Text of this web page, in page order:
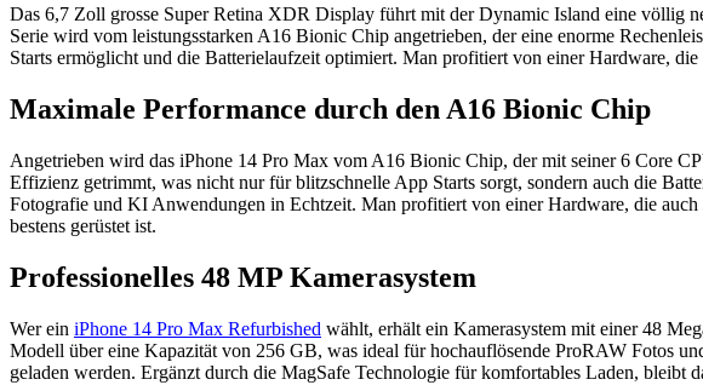
Das 6,7 Zoll grosse Super Retina XDR Display führt mit der Dynamic Island eine völlig
Serie wird vom leistungsstarken A16 Bionic Chip angetrieben, der eine enorme
Starts ermöglicht und die Batterielaufzeit optimiert. Man profitiert von einer Hardware,
Maximale Performance durch den A16 Bionic Chip
Angetrieben wird das iPhone 14 Pro Max vom A16 Bionic Chip, der mit seiner 6 Core
Effizienz getrimmt, was nicht nur für blitzschnelle App Starts sorgt, sondern auch die
Fotografie und KI Anwendungen in Echtzeit. Man profitiert von einer Hardware, die
bestens gerüstet ist.
Professionelles 48 MP Kamerasystem
Wer ein iPhone 14 Pro Max Refurbished wählt, erhält ein Kamerasystem mit einer 48
Modell über eine Kapazität von 256 GB, was ideal für hochauflösende ProRAW Fotos
geladen werden. Ergänzt durch die MagSafe Technologie für komfortables Laden, bleibt